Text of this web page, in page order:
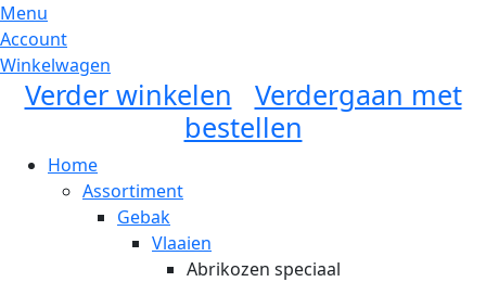
Menu
Account
Winkelwagen
Verder winkelen
Verdergaan met
bestellen
Home
Assortiment
Gebak
Vlaaien
Abrikozen speciaal